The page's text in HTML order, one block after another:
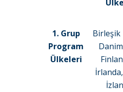
1. Grup
Program
Ülkeleri
Birleşik